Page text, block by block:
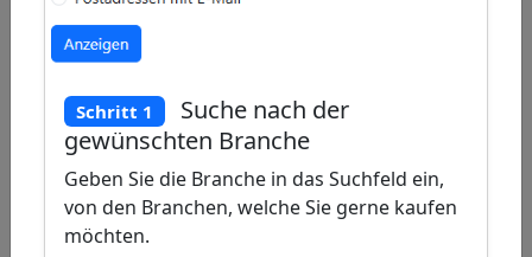
Schritt 1
Suche nach der
gewünschten Branche
Geben Sie die Branche in das Suchfeld ein,
von den Branchen, welche Sie gerne kaufen
möchten.